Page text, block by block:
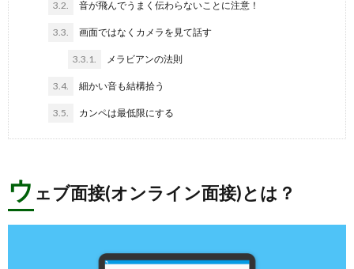
3.2. 音が飛んでうまく伝わらないことに注意！
3.3. 画面ではなくカメラを見て話す
3.3.1. メラビアンの法則
3.4. 細かい音も結構拾う
3.5. カンペは最低限にする
ウ ェブ面接(オンライン面接)とは？